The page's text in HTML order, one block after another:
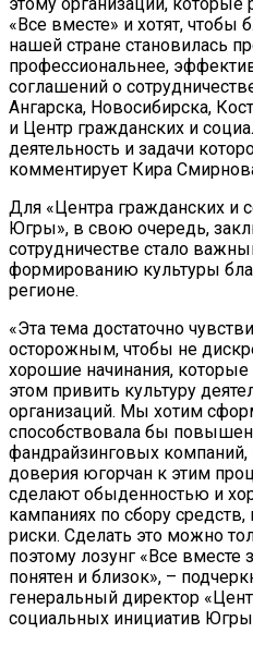
«Все вместе» и хотят, чтобы
нашей стране становилась
профессиональнее,
соглашений о
Ангарска, Новосибирска,
и Центр гражданских и
деятельность и задачи
комментирует Кира
Для «Центра гражданских и
Югры», в свою очередь,
сотрудничестве стало
формированию культуры
регионе.
«Эта тема достаточно
осторожным, чтобы не
хорошие начинания,
этом привить культуру
организаций. Мы хотим
способствовала бы
фандрайзинговых
доверия югорчан к этим
сделают обыденностью и
кампаниях по сбору
риски. Сделать это можно
поэтому лозунг «Все
понятен и близок», –
генеральный директор
социальных инициатив